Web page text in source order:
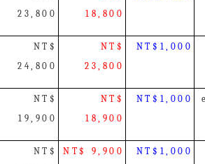
23,800
18,800
NT$
24,800
NT$
23,800
NT$1,000
NT$
19,900
NT$
18,900
NT$1,000
NT$
NT$ 9,900 NT$1,000